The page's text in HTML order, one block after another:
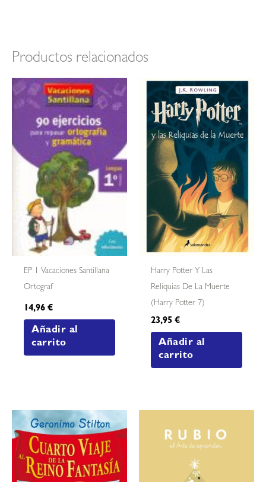
Productos relacionados
EP 1 Vacaciones Santillana
Ortograf
14,96€
Añadir al
carrito
Harry Potter Y Las
Reliquias De La Muerte
(harry Potter 7)
23,95€
Añadir al
carrito